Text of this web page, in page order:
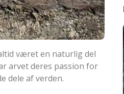
været en naturlig del
arvet deres passion for
dele af verden.